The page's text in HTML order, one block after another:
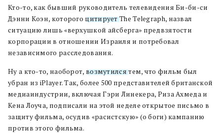
Кто-то, как бывший руководитель телевидения Би-би-си
Дэнни Коэн, которого цитируетThe Telegraph, назвал
ситуацию лишь «верхушкой айсберга» предвзятости
корпорации в отношении Израиля и потребовал
независимого расследования.
Ну а кто-то, наоборот, возмутилсятем, что фильм был
убран из iPlayer. Так, более 500 представителей британской
медиаиндустрии, включая Гэри Линекера, Риза Ахмеда и
Кена Лоуча, подписали на этой неделе открытое письмо в
защиту фильма, осудив «расистскую» (о боги) кампанию
против этого фильма.